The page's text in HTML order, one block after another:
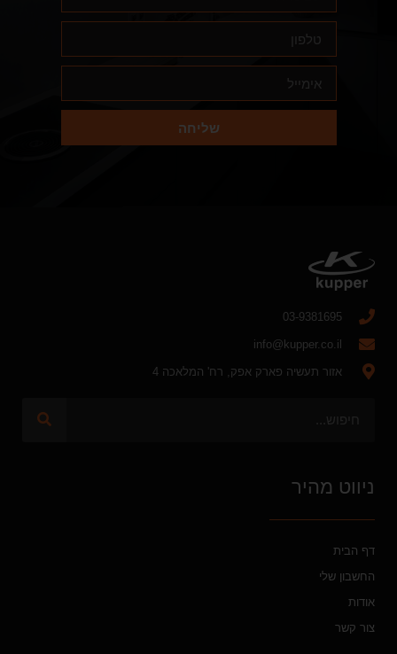
שליחה
03-9381695
info@kupper.co.il
אזור תעשיה פארק אפק, רח' המלאכה 4
ניווט מהיר
דף הבית
החשבון שלי
אודות
צור קשר